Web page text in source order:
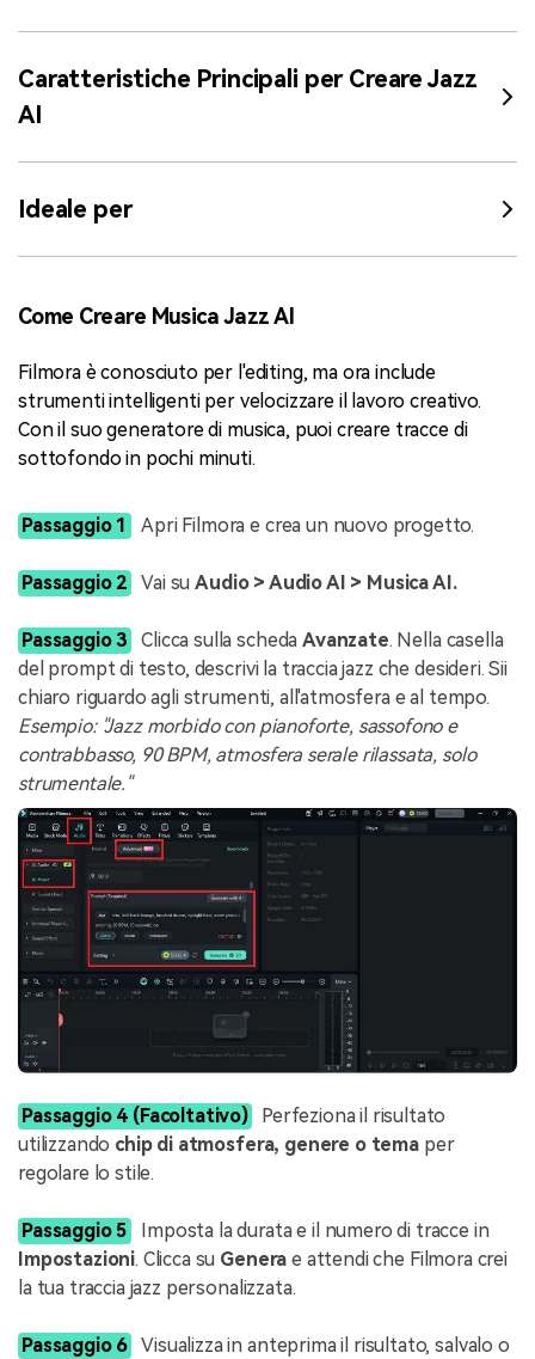
Caratteristiche Principali per Creare Jazz
AI
Ideale per
Come Creare Musica Jazz AI
Filmora è conosciuto per l'editing, ma ora include
strumenti intelligenti per velocizzare il lavoro creativo.
Con il suo generatore di musica, puoi creare tracce di
sottofondo in pochi minuti.
Passaggio 1 Apri Filmora e crea un nuovo progetto.
Passaggio 2 Vai suAudio > Audio AI > Musica AI.
Passaggio 3 Clicca sulla schedaAvanzate. Nella casella
del prompt di testo, descrivi la traccia jazz che desideri. Sii
chiaro riguardo agli strumenti, all'atmosfera e al tempo.
Esempio: "Jazz morbido con pianoforte, sassofono e
contrabbasso, 90 BPM, atmosfera serale rilassata, solo
strumentale."
Passaggio 4 (Facoltativo)
Perfeziona il risultato
utilizzando chip di atmosfera, genere o temaper
regolare lo stile.
Passaggio 5
Imposta la durata e il numero di tracce in
Impostazioni. Clicca su Genera e attendi che Filmora crei
la tua traccia jazz personalizzata.
Passaggio 6 Visualizza in anteprima il risultato, salvalo o